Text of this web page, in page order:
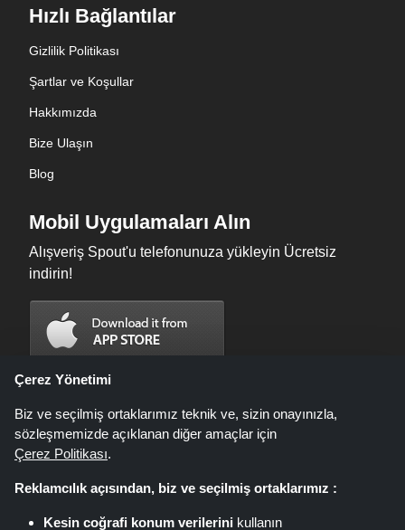
Hızlı Bağlantılar
Gizlilik Politikası
Şartlar ve Koşullar
Hakkımızda
Bize Ulaşın
Blog
Mobil Uygulamaları Alın
Alışveriş Spout'u telefonunuza yükleyin Ücretsiz
indirin!
Çerez Yönetimi
Biz ve seçilmiş ortaklarımız teknik ve, sizin onayınızla,
sözleşmemizde açıklanan diğer amaçlar için
Çerez Politikası.
Reklamcılık açısından, biz ve seçilmiş ortaklarımız :
Kesin coğrafi konum verilerini kullanın